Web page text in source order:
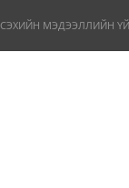
МЭДЭЭЛЛИЙН